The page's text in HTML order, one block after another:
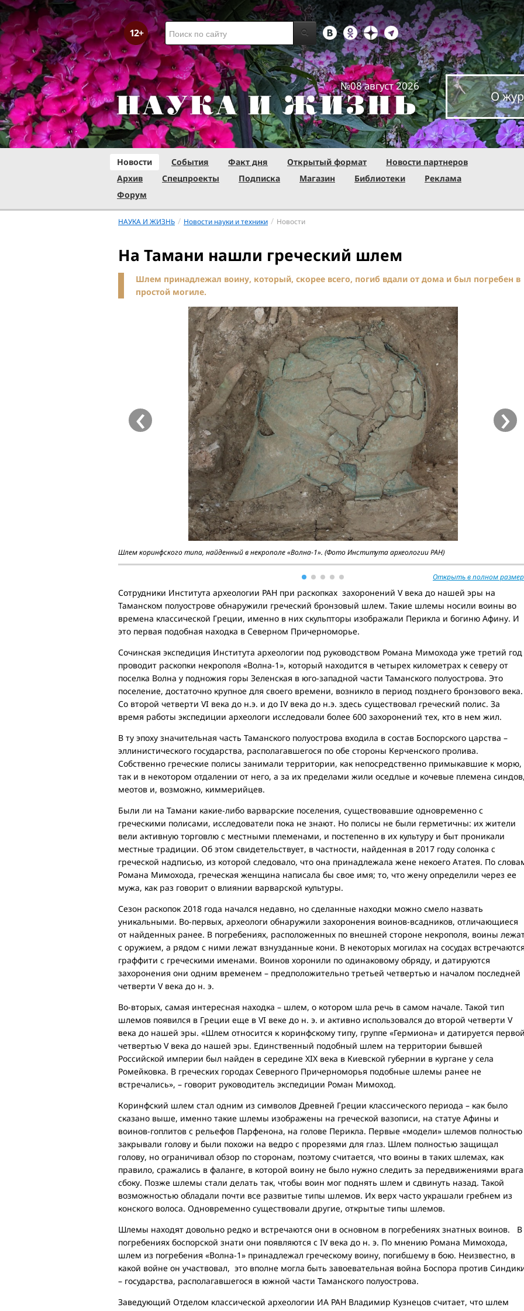
№08 август 2026
О
Новости События Факт дня Открытый формат
Новости партнеров
Архив
Спецпроекты Подписка Магазин Библиотеки
Реклама
Форум
НАУКА И ЖИЗНЬ / Новости науки и техники / Новости
На Тамани нашли греческий шлем
Шлем принадлежал воину, который, скорее всего, погиб вдали от дома и был погребен в
простой могиле.
Шлем коринфского типа, найденный в некрополе «Волна-1». (Фото Института археологии РАН)
‹ ›
Открыть в полном
Сотрудники Института археологии РАН при раскопках захоронений V века до нашей эры на
Таманском полуострове обнаружили греческий бронзовый шлем. Такие шлемы носили воины во
времена классической Греции, именно в них скульпторы изображали Перикла и богиню Афину. И
это первая подобная находка в Северном Причерноморье.
Сочинская экспедиция Института археологии под руководством Романа Мимохода уже третий год
проводит раскопки некрополя «Волна-1», который находится в четырех километрах к северу от
поселка Волна у подножия горы Зеленская в юго-западной части Таманского полуострова. Это
поселение, достаточно крупное для своего времени, возникло в период позднего бронзового века.
Со второй четверти VI века до н.э. и до IV века до н.э. здесь существовал греческий полис. За
время работы экспедиции археологи исследовали более 600 захоронений тех, кто в нем жил.
В ту эпоху значительная часть Таманского полуострова входила в состав Боспорского царства –
эллинистического государства, располагавшегося по обе стороны Керченского пролива.
Собственно греческие полисы занимали территории, как непосредственно примыкавшие к морю,
так и в некотором отдалении от него, а за их пределами жили оседлые и кочевые племена синдов,
меотов и, возможно, киммерийцев.
Были ли на Тамани какие-либо варварские поселения, существовавшие одновременно с
греческими полисами, исследователи пока не знают. Но полисы не были герметичны: их жители
вели активную торговлю с местными племенами, и постепенно в их культуру и быт проникали
местные традиции. Об этом свидетельствует, в частности, найденная в 2017 году солонка с
греческой надписью, из которой следовало, что она принадлежала жене некоего Ататея. По
Романа Мимохода, греческая женщина написала бы свое имя; то, что жену определили через ее
мужа, как раз говорит о влиянии варварской культуры.
Сезон раскопок 2018 года начался недавно, но сделанные находки можно смело назвать
уникальными. Во-первых, археологи обнаружили захоронения воинов-всадников, отличающиеся
от найденных ранее. В погребениях, расположенных по внешней стороне некрополя, воины
с оружием, а рядом с ними лежат взнузданные кони. В некоторых могилах на сосудах встречаются
граффити с греческими именами. Воинов хоронили по одинаковому обряду, и датируются
захоронения они одним временем – предположительно третьей четвертью и началом последней
четверти V века до н. э.
Во-вторых, самая интересная находка – шлем, о котором шла речь в самом начале. Такой тип
шлемов появился в Греции еще в VI веке до н. э. и активно использовался до второй четверти V
века до нашей эры. «Шлем относится к коринфскому типу, группе «Гермиона» и датируется первой
четвертью V века до нашей эры. Единственный подобный шлем на территории бывшей
Российской империи был найден в середине XIX века в Киевской губернии в кургане у села
Ромейковка. В греческих городах Северного Причерноморья подобные шлемы ранее не
встречались», – говорит руководитель экспедиции Роман Мимоход.
Коринфский шлем стал одним из символов Древней Греции классического периода – как было
сказано выше, именно такие шлемы изображены на греческой вазописи, на статуе Афины и
воинов-гоплитов с рельефов Парфенона, на голове Перикла. Первые «модели» шлемов полностью
закрывали голову и были похожи на ведро с прорезями для глаз. Шлем полностью защищал
голову, но ограничивал обзор по сторонам, поэтому считается, что воины в таких шлемах, как
правило, сражались в фаланге, в которой воину не было нужно следить за передвижениями врага
сбоку. Позже шлемы стали делать так, чтобы воин мог поднять шлем и сдвинуть назад. Такой
возможностью обладали почти все развитые типы шлемов. Их верх часто украшали гребнем из
конского волоса. Одновременно существовали другие, открытые типы шлемов.
Шлемы находят довольно редко и встречаются они в основном в погребениях знатных воинов. В
погребениях боспорской знати они появляются с IV века до н. э. По мнению Романа Мимохода,
шлем из погребения «Волна-1» принадлежал греческому воину, погибшему в бою. Неизвестно, в
какой войне он участвовал, это вполне могла быть завоевательная война Боспора против
– государства, располагавшегося в южной части Таманского полуострова.
Заведующий Отделом классической археологии ИА РАН Владимир Кузнецов считает, что шлем